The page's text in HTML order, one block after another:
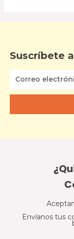
Suscríbete
Envíanos tus